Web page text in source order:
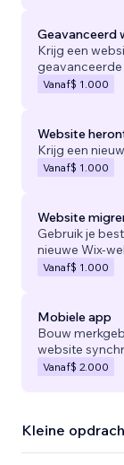
Geavanceerd
Krijg een
geavanceerde
Vanaf$ 1.000
Website
Krijg een
Vanaf$ 1.000
Website
Gebruik je
nieuwe Wix-
Vanaf$ 1.000
Mobiele app
Bouw
website
Vanaf$ 2.000
Kleine